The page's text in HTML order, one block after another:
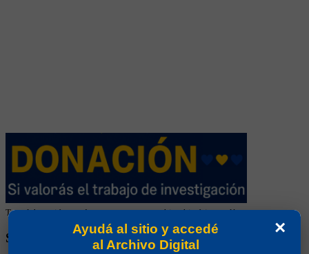
Tu colaboración ayuda a mantener este archivo histórico en línea
SEGUINOS EN REDES SOCIALES ×
Ayudá al sitio y accedé
al Archivo Digital